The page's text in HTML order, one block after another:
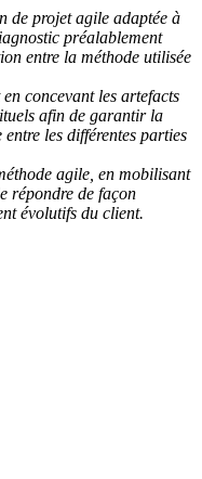
de projet agile adaptée à
préalablement
entre la méthode utilisée
concevant les artefacts
afin de garantir la
les différentes parties
agile, en mobilisant
répondre de façon
évolutifs du client.